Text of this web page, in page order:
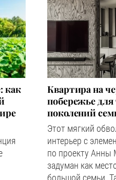
как
Квартира на
побережье для
поколений
Этот мягкий
интерьер с
по проекту
задуман как
большой семьи.